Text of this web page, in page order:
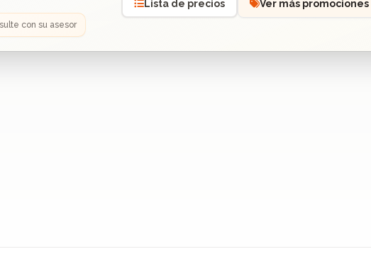
con su asesor
Lista de precios Ver más promociones